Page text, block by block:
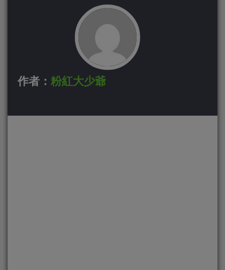
作者： 粉紅大少爺